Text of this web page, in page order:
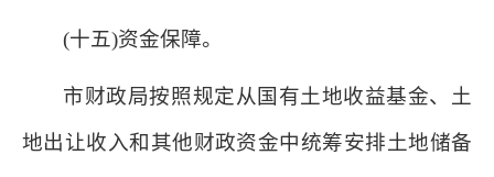
(十五)资金保障。
市财政局按照规定从国有土地收益基金、土
地出让收入和其他财政资金中统筹安排土地储备